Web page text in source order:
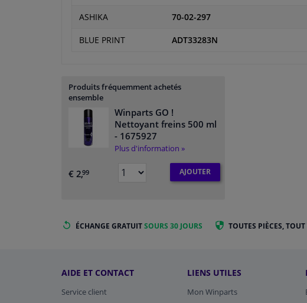
ASHIKA 70-02-297
BLUE PRINT ADT33283N
Produits fréquemment achetés
ensemble
Winparts GO !
Nettoyant freins 500 ml
- 1675927
Plus d'information »
€ 2,99 AJOUTER
ÉCHANGE GRATUITSOURS 30 JOURS TOUTES PIÈCES,
AIDE ET CONTACT
Service client
LIENS UTILES
Mon Winparts